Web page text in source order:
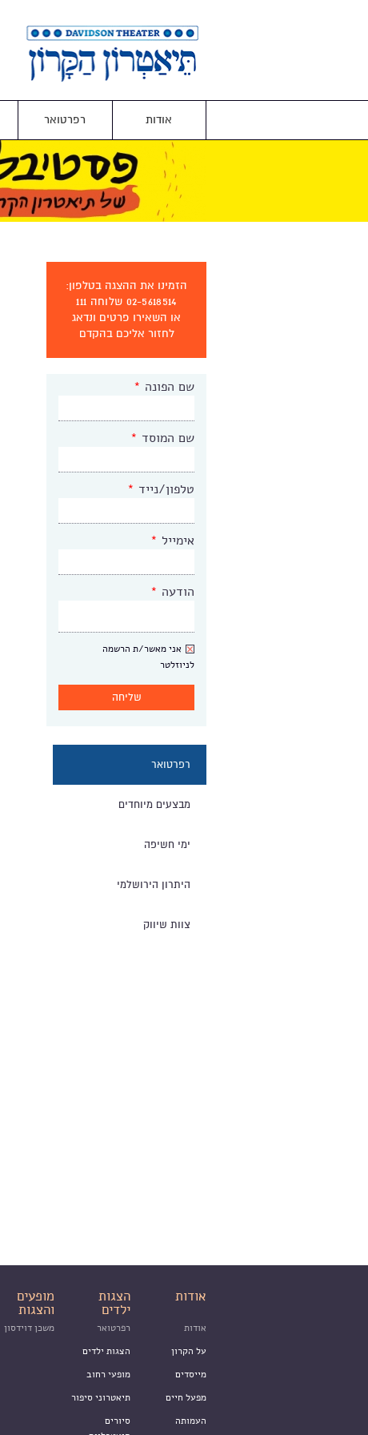
אודות רפרטואר
הזמינו את ההצגה בטלפון:
02-5618514 שלוחה 111
או השאירו פרטים ונדאג
לחזור אליכם בהקדם
שם הפונה *
שם המוסד *
טלפון/נייד *
אימייל *
הודעה *
ניוזלטר
אני מאשר/ת הרשמה
לניוזלטר
רפרטואר
מבצעים מיוחדים
ימי חשיפה
היתרון הירושלמי
צוות שיווק
אודות הצגות
ילדים
מופעים
והצגות
אודות
על הקרון
מייסדים
מפעל חיים
העמותה
רפרטואר
הצגות ילדים
מופעי רחוב
תיאטרוני סיפור
סיורים
משכן דוידסון